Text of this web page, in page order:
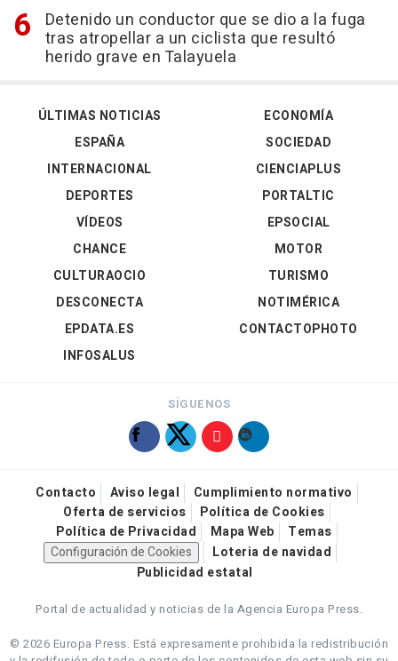
Detenido un conductor que se dio a la fuga
tras atropellar a un ciclista que resultó
herido grave en Talayuela
ÚLTIMAS NOTICIAS
ESPAÑA
INTERNACIONAL
DEPORTES
VÍDEOS
ECONOMÍA
SOCIEDAD
CIENCIAPLUS
PORTALTIC
EPSOCIAL
CHANCE
CULTURAOCIO
DESCONECTA
EPDATA.ES
INFOSALUS
MOTOR
TURISMO
NOTIMÉRICA
CONTACTOPHOTO
SÍGUENOS
Contacto Aviso legal
Cumplimiento normativo
Oferta de servicios
Política de Cookies
Política de Privacidad
Mapa Web
Temas
Configuración de Cookies
Loteria de navidad
Publicidad estatal
Portal de actualidad y noticias de la Agencia Europa Press.
© 2026 Europa Press. Está expresamente prohibida la redistribución